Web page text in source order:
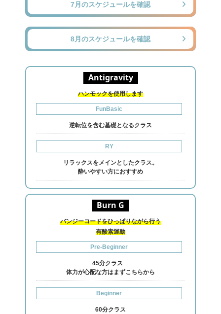
7月のスケジュールを確認
8月のスケジュールを確認
Antigravity
ハンモックを使用します
FunBasic
逆転位を含む基礎となるクラス
RY
リラックスをメインとしたクラス。
酔いやすい方におすすめ
Burn G
バンジーコードをひっぱりながら行う
有酸素運動
Pre-Beginner
45分クラス
体力が心配な方はまずこちらから
Beginner
60分クラス